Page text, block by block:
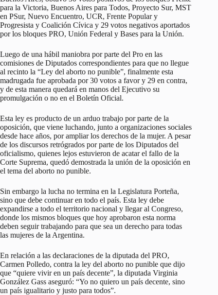
para la Victoria, Buenos Aires para Todos, Proyecto Sur, MST
en PSur, Nuevo Encuentro, UCR, Frente Popular y
Progresista y Coalición Cívica y 29 votos negativos aportados
por los bloques PRO, Unión Federal y Bases para la Unión.
Luego de una hábil maniobra por parte del Pro en las
comisiones de Diputados correspondientes para que no llegue
al recinto la “Ley del aborto no punible”, finalmente esta
madrugada fue aprobada por 30 votos a favor y 29 en contra,
y de esta manera quedará en manos del Ejecutivo su
promulgación o no en el Boletín Oficial.
Esta ley es producto de un arduo trabajo por parte de la
oposición, que viene luchando, junto a organizaciones sociales
desde hace años, por ampliar los derechos de la mujer. A pesar
de los discursos retrógrados por parte de los Diputados del
oficialismo, quienes lejos estuvieron de acatar el fallo de la
Corte Suprema, quedó demostrada la unión de la oposición en
el tema del aborto no punible.
Sin embargo la lucha no termina en la Legislatura Porteña,
sino que debe continuar en todo el país. Esta ley debe
expandirse a todo el territorio nacional y llegar al Congreso,
donde los mismos bloques que hoy aprobaron esta norma
deben seguir trabajando para que sea un derecho para todas
las mujeres de la Argentina.
En relación a las declaraciones de la diputada del PRO,
Carmen Polledo, contra la ley del aborto no punible que dijo
que “quiere vivir en un país decente”, la diputada Virginia
González Gass aseguró: “Yo no quiero un país decente, sino
un país igualitario y justo para todos”.